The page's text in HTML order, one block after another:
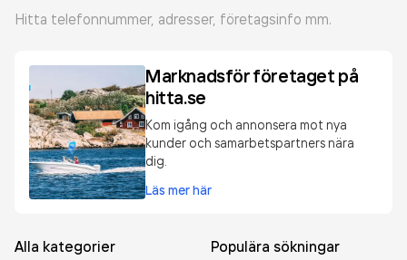
Hitta telefonnummer, adresser, företagsinfo mm.
Marknadsför företaget på
hitta.se
Kom igång och annonsera mot nya
kunder och samarbetspartners nära
dig.
Läs mer här
Alla kategorier
Populära sökningar